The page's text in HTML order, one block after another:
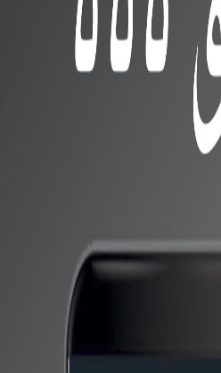
اقل منه فى الفئة السعرية